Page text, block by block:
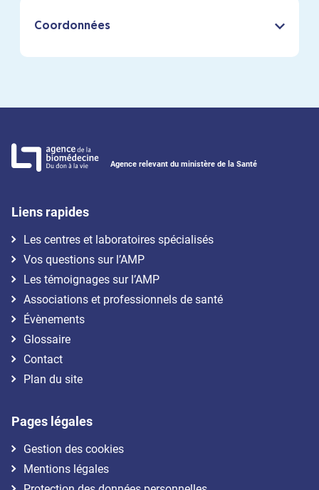
Coordonnées
Agence relevant du ministère de la Santé
Liens rapides
Les centres et laboratoires spécialisés
Vos questions sur l’AMP
Les témoignages sur l’AMP
Associations et professionnels de santé
Évènements
Glossaire
Contact
Plan du site
Pages légales
Gestion des cookies
Mentions légales